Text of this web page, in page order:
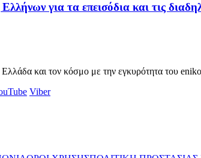
για τα επεισόδια και τις
Ελλάδα και τον κόσμο με την εγκυρότητα του
Viber